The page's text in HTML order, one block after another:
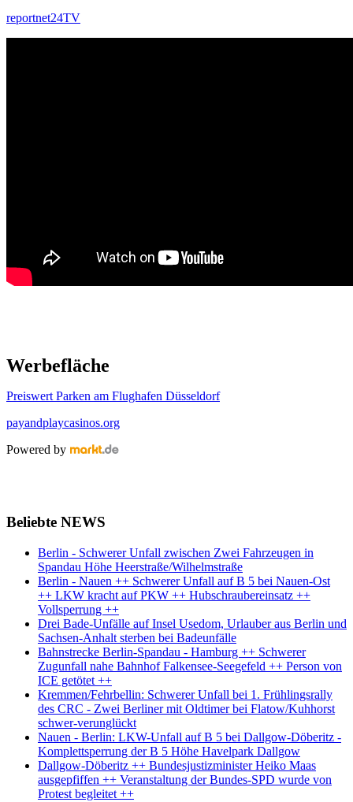
reportnet24TV
Werbefläche
Preiswert Parken am Flughafen Düsseldorf
payandplaycasinos.org
Powered by
Beliebte NEWS
Berlin - Schwerer Unfall zwischen Zwei Fahrzeugen in
Spandau Höhe Heerstraße/Wilhelmstraße
Berlin - Nauen ++ Schwerer Unfall auf B 5 bei Nauen-Ost
++ LKW kracht auf PKW ++ Hubschraubereinsatz ++
Vollsperrung ++
Drei Bade-Unfälle auf Insel Usedom, Urlauber aus Berlin und
Sachsen-Anhalt sterben bei Badeunfälle
Bahnstrecke Berlin-Spandau - Hamburg ++ Schwerer
Zugunfall nahe Bahnhof Falkensee-Seegefeld ++ Person von
ICE getötet ++
Kremmen/Fehrbellin: Schwerer Unfall bei 1. Frühlingsrally
des CRC - Zwei Berliner mit Oldtimer bei Flatow/Kuhhorst
schwer-verunglückt
Nauen - Berlin: LKW-Unfall auf B 5 bei Dallgow-Döberitz -
Komplettsperrung der B 5 Höhe Havelpark Dallgow
Dallgow-Döberitz ++ Bundesjustizminister Heiko Maas
ausgepfiffen ++ Veranstaltung der Bundes-SPD wurde von
Protest begleitet ++